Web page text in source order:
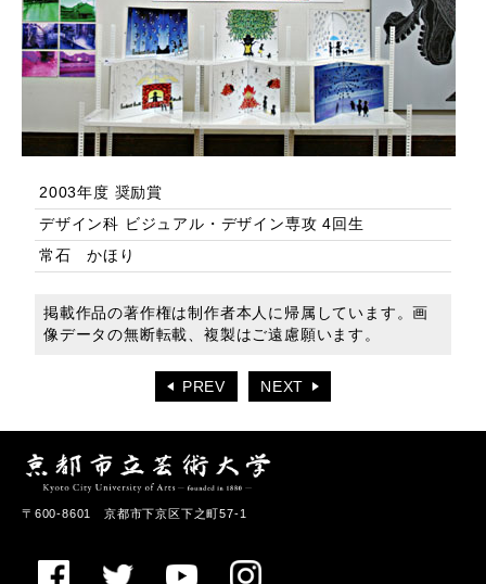
2003年度 奨励賞
デザイン科 ビジュアル・デザイン専攻 4回生
常石 かほり
掲載作品の著作権は制作者本人に帰属しています。画
像データの無断転載、複製はご遠慮願います。
PREV NEXT
〒600-8601 京都市下京区下之町57-1